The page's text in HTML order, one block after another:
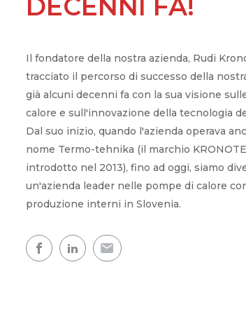
Acqua calda
Una casa calda
Mappa delle pompe di calore
L'esperienza dei nostri clienti
DECENNI FA!
Il fondatore della nostra azienda, Rudi
tracciato il percorso di successo della
già alcuni decenni fa con la sua visione
calore e sull'innovazione della tecnologia
Dal suo inizio, quando l'azienda operava
nome Termo-tehnika (il marchio
introdotto nel 2013), fino ad oggi, siamo
un'azienda leader nelle pompe di calore
produzione interni in Slovenia.